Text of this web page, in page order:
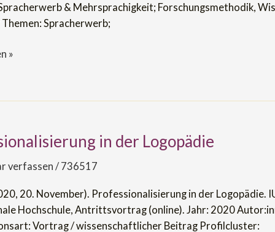
& Mehrsprachigkeit; Forschungsmethodik,
Spracherwerb;
»
in der Logopädie
verfassen / 736517
20. November). Professionalisierung in der Logopädie.
Hochschule, Antrittsvortrag (online). Jahr: 2020
Vortrag / wissenschaftlicher Beitrag Profilcluster: